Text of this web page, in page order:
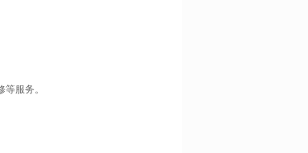
服务。